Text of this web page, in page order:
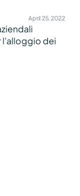
April 25, 2022
l'alloggio dei